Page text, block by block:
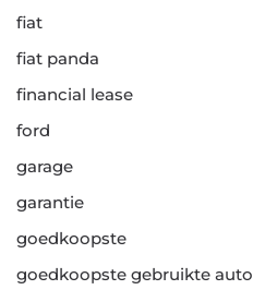
fiat
fiat panda
financial lease
ford
garage
garantie
goedkoopste
goedkoopste gebruikte auto